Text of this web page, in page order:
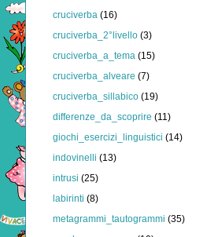
cruciverba (16)
cruciverba_2°livello (3)
cruciverba_a_tema (15)
cruciverba_alveare (7)
cruciverba_sillabico (19)
differenze_da_scoprire (11)
giochi_esercizi_linguistici (14)
indovinelli (13)
intrusi (25)
labirinti (8)
metagrammi_tautogrammi (35)